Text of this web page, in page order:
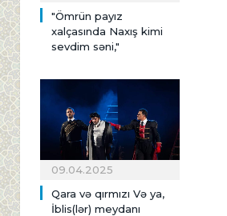
"Ömrün payız
xalçasında Naxış kimi
sevdim səni,"
09.04.2025
Qara və qırmızı Və ya,
İblis(lər) meydanı